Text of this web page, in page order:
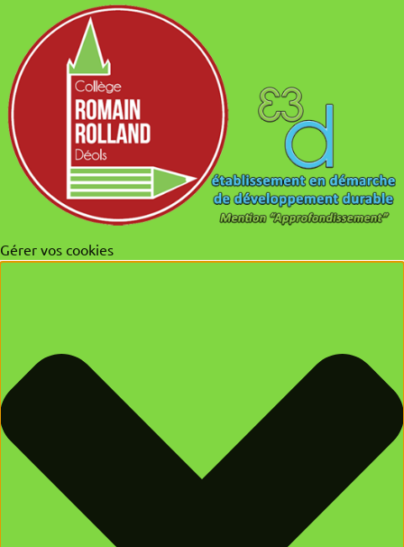
Gérer vos cookies